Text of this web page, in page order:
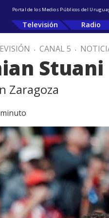
Portal de los Medios Públicos del
Televisión Radio
. CANAL 5 .
Stuani
Zaragoza
minuto